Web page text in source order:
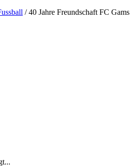
/40 Jahre Freundschaft FC Gams